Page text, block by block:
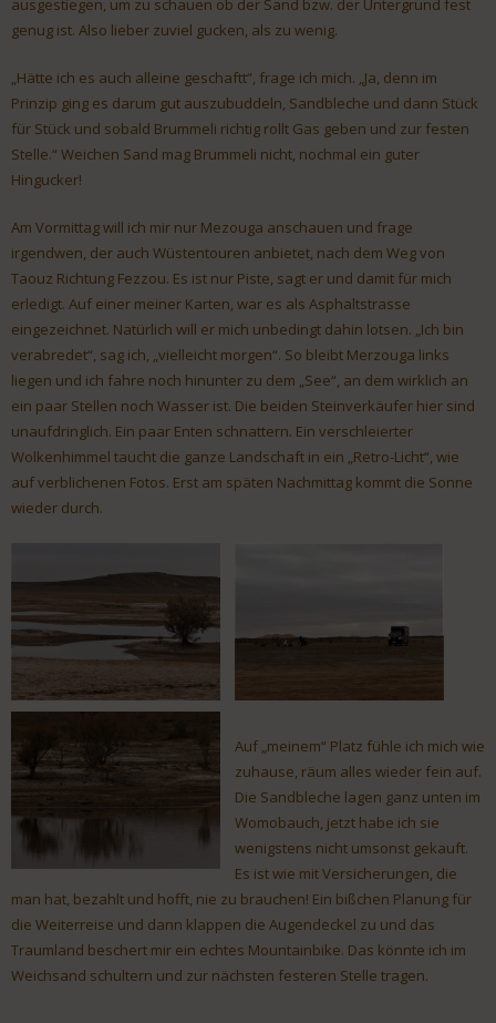
ausgestiegen, um zu schauen ob der Sand bzw. der Untergrund fest
genug ist. Also lieber zuviel gucken, als zu wenig.
„Hätte ich es auch alleine geschaftt“, frage ich mich. „Ja, denn im
Prinzip ging es darum gut auszubuddeln, Sandbleche und dann Stück
für Stück und sobald Brummeli richtig rollt Gas geben und zur festen
Stelle.“ Weichen Sand mag Brummeli nicht, nochmal ein guter
Hingucker!
Am Vormittag will ich mir nur Mezouga anschauen und frage
irgendwen, der auch Wüstentouren anbietet, nach dem Weg von
Taouz Richtung Fezzou. Es ist nur Piste, sagt er und damit für mich
erledigt. Auf einer meiner Karten, war es als Asphaltstrasse
eingezeichnet. Natürlich will er mich unbedingt dahin lotsen. „Ich bin
verabredet“, sag ich, „vielleicht morgen“. So bleibt Merzouga links
liegen und ich fahre noch hinunter zu dem „See“, an dem wirklich an
ein paar Stellen noch Wasser ist. Die beiden Steinverkäufer hier sind
unaufdringlich. Ein paar Enten schnattern. Ein verschleierter
Wolkenhimmel taucht die ganze Landschaft in ein „Retro-Licht“, wie
auf verblichenen Fotos. Erst am späten Nachmittag kommt die Sonne
wieder durch.
Auf „meinem“ Platz fühle ich mich wie
zuhause, räum alles wieder fein auf.
Die Sandbleche lagen ganz unten im
Womobauch, jetzt habe ich sie
wenigstens nicht umsonst gekauft.
Es ist wie mit Versicherungen, die
man hat, bezahlt und hofft, nie zu brauchen! Ein bißchen Planung für
die Weiterreise und dann klappen die Augendeckel zu und das
Traumland beschert mir ein echtes Mountainbike. Das könnte ich im
Weichsand schultern und zur nächsten festeren Stelle tragen.